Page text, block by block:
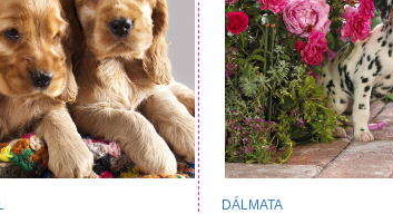
DÁLMATA